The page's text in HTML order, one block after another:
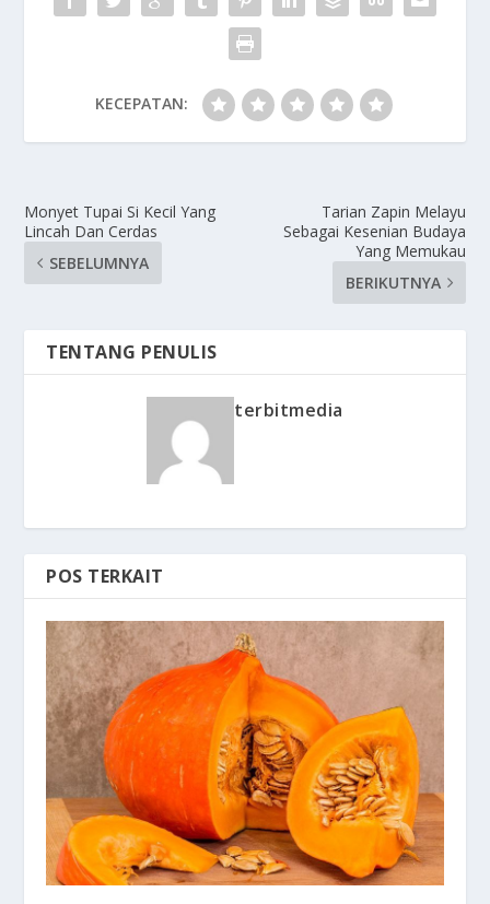
KECEPATAN:
Monyet Tupai Si Kecil Yang
Lincah Dan Cerdas
SEBELUMNYA
Tarian Zapin Melayu
Sebagai Kesenian Budaya
Yang Memukau
BERIKUTNYA
TENTANG PENULIS
terbitmedia
POS TERKAIT